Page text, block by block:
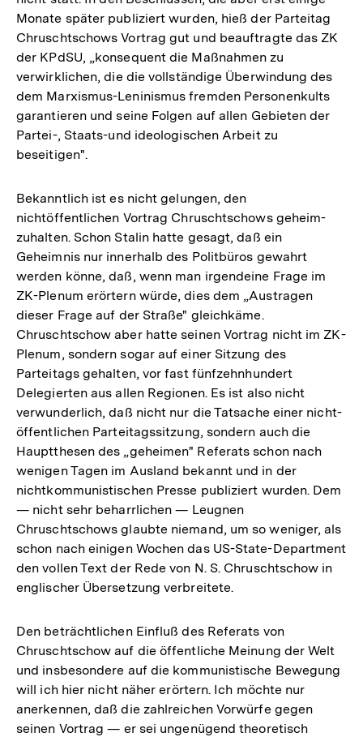
Monate später publiziert wurden, hieß der Parteitag
Chruschtschows Vortrag gut und beauftragte das ZK
der KPdSU, „konsequent die Maßnahmen zu
verwirklichen, die die vollständige Überwindung des
dem Marxismus-Leninismus fremden Personenkults
garantieren und seine Folgen auf allen Gebieten der
Partei-, Staats-und ideologischen Arbeit zu
beseitigen".
Bekanntlich ist es nicht gelungen, den
nichtöffentlichen Vortrag Chruschtschows geheim-
zuhalten. Schon Stalin hatte gesagt, daß ein
Geheimnis nur innerhalb des Politbüros gewahrt
werden könne, daß, wenn man irgendeine Frage im
ZK-Plenum erörtern würde, dies dem „Austragen
dieser Frage auf der Straße" gleichkäme.
Chruschtschow aber hatte seinen Vortrag nicht im ZK-
Plenum, sondern sogar auf einer Sitzung des
Parteitags gehalten, vor fast fünfzehnhundert
Delegierten aus allen Regionen. Es ist also nicht
verwunderlich, daß nicht nur die Tatsache einer nicht-
öffentlichen Parteitagssitzung, sondern auch die
Hauptthesen des „geheimen" Referats schon nach
wenigen Tagen im Ausland bekannt und in der
nichtkommunistischen Presse publiziert wurden. Dem
— nicht sehr beharrlichen — Leugnen
Chruschtschows glaubte niemand, um so weniger, als
schon nach einigen Wochen das US-State-Department
den vollen Text der Rede von N. S. Chruschtschow in
englischer Übersetzung verbreitete.
Den beträchtlichen Einfluß des Referats von
Chruschtschow auf die öffentliche Meinung der Welt
und insbesondere auf die kommunistische Bewegung
will ich hier nicht näher erörtern. Ich möchte nur
anerkennen, daß die zahlreichen Vorwürfe gegen
seinen Vortrag — er sei ungenügend theoretisch